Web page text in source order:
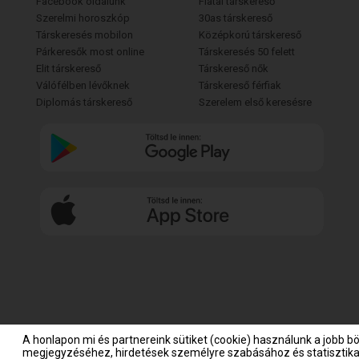
Szerelmi horoszkóp
Társkeresés mobilon
Párkeresők most online
Elit társkereső
Válófélben lévőknek
Diplomás társkereső
30as társkereső
Középkorú társkereső
Társkeresés 50 felett
Társkereső nők
Társkereső férfiak
Szerelem első keresésre
A honlapon mi és partnereink sütiket (cookie) használunk a jobb
megjegyzéséhez, hirdetések személyre szabásához és